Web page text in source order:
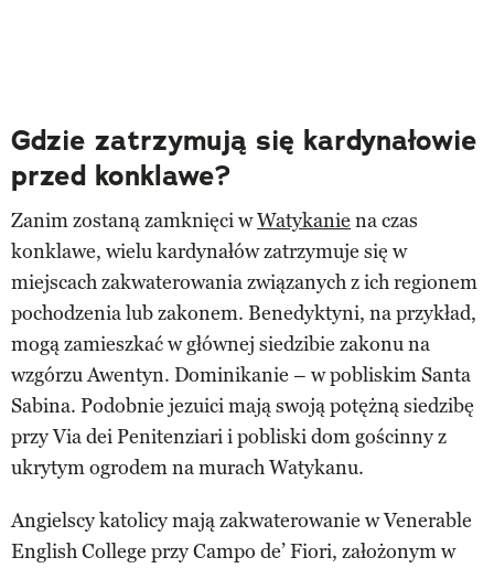
Gdzie zatrzymują się kardynałowie
przed konklawe?
Zanim zostaną zamknięci wWatykanie na czas
konklawe, wielu kardynałów zatrzymuje się w
miejscach zakwaterowania związanych z ich regionem
pochodzenia lub zakonem. Benedyktyni, na przykład,
mogą zamieszkać w głównej siedzibie zakonu na
wzgórzu Awentyn. Dominikanie – w pobliskim Santa
Sabina. Podobnie jezuici mają swoją potężną siedzibę
przy Via dei Penitenziari i pobliski dom gościnny z
ukrytym ogrodem na murach Watykanu.
Angielscy katolicy mają zakwaterowanie w Venerable
English College przy Campo de’ Fiori, założonym w